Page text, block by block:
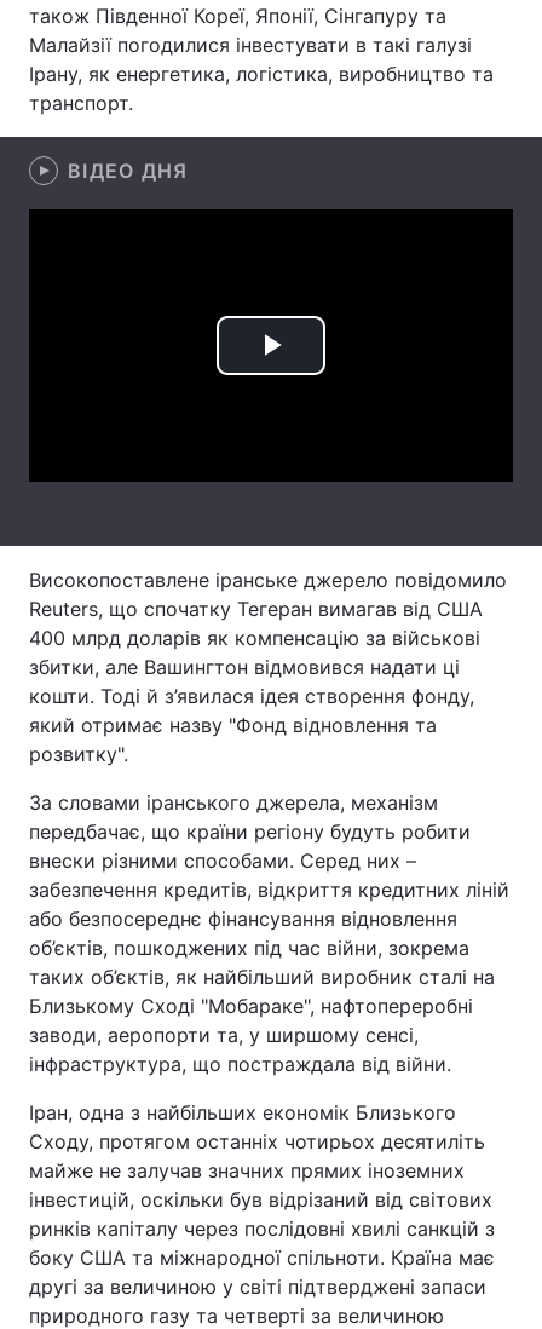
Відео з Youtube Статті
Інтерв'ю
Архів
Контакти
також Південної Кореї, Японії, Сінгапуру та
Малайзії погодилися інвестувати в такі галузі
Ірану, як енергетика, логістика, виробництво та
транспорт.
ВІДЕО ДНЯ
Play
Високопоставлене іранське джерело повідомило
Reuters, що спочатку Тегеран вимагав від США
400 млрд доларів як компенсацію за військові
збитки, але Вашингтон відмовився надати ці
кошти. Тоді й з’явилася ідея створення фонду,
який отримає назву "Фонд відновлення та
розвитку".
За словами іранського джерела, механізм
передбачає, що країни регіону будуть робити
внески різними способами. Серед них –
забезпечення кредитів, відкриття кредитних ліній
або безпосереднє фінансування відновлення
об’єктів, пошкоджених під час війни, зокрема
таких об’єктів, як найбільший виробник сталі на
Близькому Сході "Мобараке", нафтопереробні
заводи, аеропорти та, у ширшому сенсі,
інфраструктура, що постраждала від війни.
Іран, одна з найбільших економік Близького
Сходу, протягом останніх чотирьох десятиліть
майже не залучав значних прямих іноземних
інвестицій, оскільки був відрізаний від світових
ринків капіталу через послідовні хвилі санкцій з
боку США та міжнародної спільноти. Країна має
другі за величиною у світі підтверджені запаси
природного газу та четверті за величиною